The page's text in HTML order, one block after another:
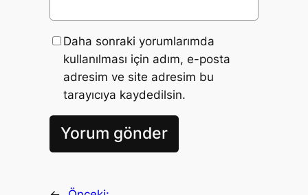
Daha sonraki yorumlarımda
kullanılması için adım, e-posta
adresim ve site adresim bu
tarayıcıya kaydedilsin.